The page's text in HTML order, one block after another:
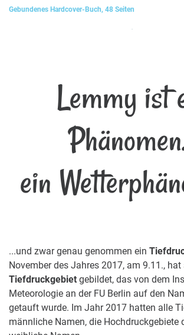
Gebundenes Hardcover-Buch, 48 Seiten
Lemmy ist
ein
...und zwar genau genommen ein
November des Jahres 2017, am 9.11., hat
Tiefdruckgebiet gebildet, das von dem
Meteorologie an der FU Berlin auf den
getauft wurde. Im Jahr 2017 hatten alle
männliche Namen, die Hochdruckgebiete